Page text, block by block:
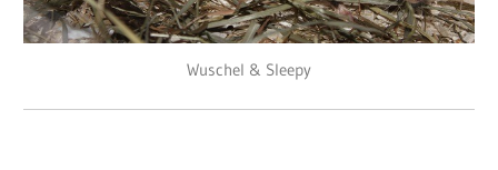
Wuschel & Sleepy